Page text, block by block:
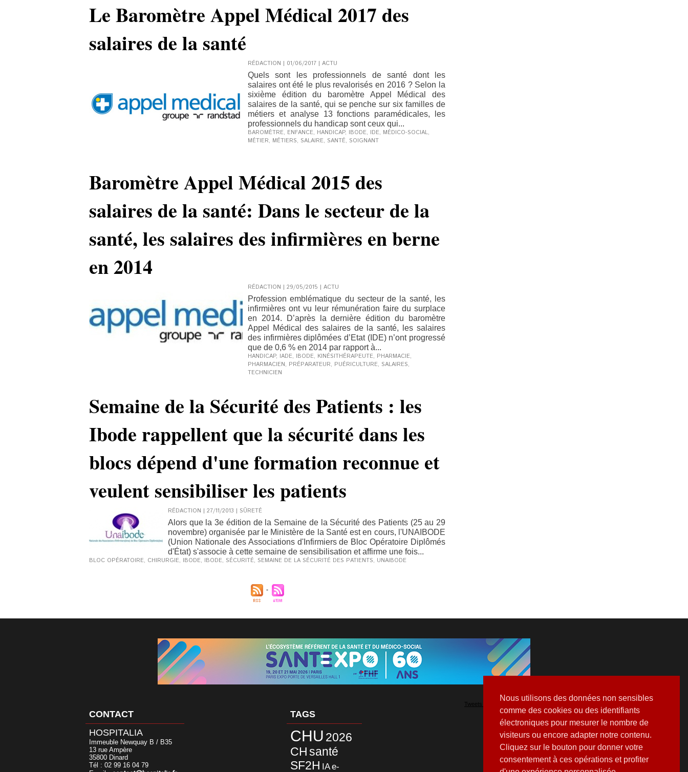
Nous utilisons des données non sensibles
comme des cookies ou des identifiants
électroniques pour mesurer le nombre de
visiteurs ou encore adapter notre contenu.
Cliquez sur le bouton pour donner votre
consentement à ces opérations et profiter
Le Baromètre Appel Médical 2017 des
salaires de la santé
RÉDACTION | 01/06/2017 | ACTU
Quels sont les professionnels de santé dont les
salaires ont été le plus revalorisés en 2016 ? Selon la
sixième édition du baromètre Appel Médical des
salaires de la santé, qui se penche sur six familles de
métiers et analyse 13 fonctions paramédicales, les
professionnels du handicap sont ceux qui...
BAROMÈTRE, ENFANCE, HANDICAP, IBODE, IDE, MÉDICO-SOCIAL,
MÉTIER, MÉTIERS, SALAIRE, SANTÉ, SOIGNANT
Baromètre Appel Médical 2015 des
salaires de la santé: Dans le secteur de la
santé, les salaires des infirmières en berne
en 2014
RÉDACTION | 29/05/2015 | ACTU
Profession emblématique du secteur de la santé, les
infirmières ont vu leur rémunération faire du surplace
en 2014. D’après la dernière édition du baromètre
Appel Médical des salaires de la santé, les salaires
des infirmières diplômées d’Etat (IDE) n’ont progressé
que de 0,6 % en 2014 par rapport à...
HANDICAP, IADE, IBODE, KINÉSITHÉRAPEUTE, PHARMACIE,
PHARMACIEN, PRÉPARATEUR, PUÉRICULTURE, SALAIRES,
TECHNICIEN
Semaine de la Sécurité des Patients : les
Ibode rappellent que la sécurité dans les
blocs dépend d'une formation reconnue et
veulent sensibiliser les patients
RÉDACTION | 27/11/2013 | SÛRETÉ
Alors que la 3e édition de la Semaine de la Sécurité des Patients (25 au 29
novembre) organisée par le Ministère de la Santé est en cours, l'UNAIBODE
(Union Nationale des Associations d'Infirmiers de Bloc Opératoire Diplômés
d'État) s'associe à cette semaine de sensibilisation et affirme une fois...
BLOC OPÉRATOIRE, CHIRURGIE, IBODE, IBODE, SÉCURITÉ, SEMAINE DE LA SÉCURITÉ DES PATIENTS, UNAIBODE
CONTACT
HOSPITALIA
Immeuble Newquay B / B35
13 rue Ampère
35800 Dinard
Tél : 02 99 16 04 79
TAGS
CHU 2026
CHsanté
SF2H IAe-
Tweets by Hospitalia_Mag